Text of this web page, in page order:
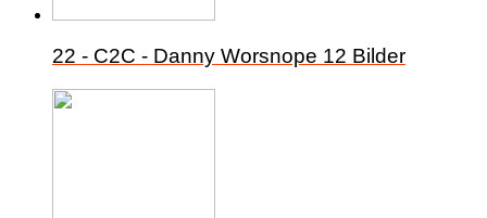
22 - C2C - Danny Worsnope 12 Bilder